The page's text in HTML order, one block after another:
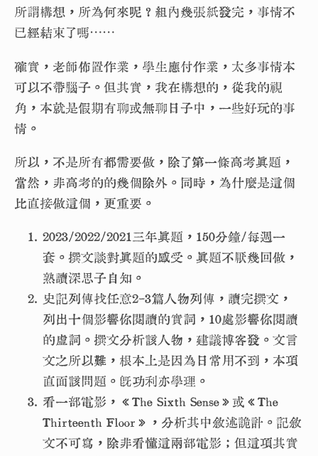
所謂構想，所為何來呢？組內幾張紙發完，事情不
已經結束了嗎⋯⋯
確實，老師佈置作業，學生應付作業，太多事情本
可以不帶腦子。但其實，我在構想的，從我的視
角，本就是假期有聊或無聊日子中，一些好玩的事
情。
所以，不是所有都需要做，除了第一條高考真題，
當然，非高考的的幾個除外。同時，為什麼是這個
比直接做這個，更重要。
2023/2022/2021三年真題，150分鐘/每週一
套。撰文談對真題的感受。真題不厭幾回做，
熟讀深思子自知。
史記列傳找任意2-3篇人物列傳，讀完撰文，
列出十個影響你閱讀的實詞，10處影響你閱讀
的虛詞。撰文分析該人物，建議博客發。文言
文之所以難，根本上是因為日常用不到，本項
直面該問題。既功利亦學理。
看一部電影，《The Sixth Sense》或《The
Thirteenth Floor》，分析其中敘述詭計。記敘
文不可寫，除非看懂這兩部電影；但這項其實